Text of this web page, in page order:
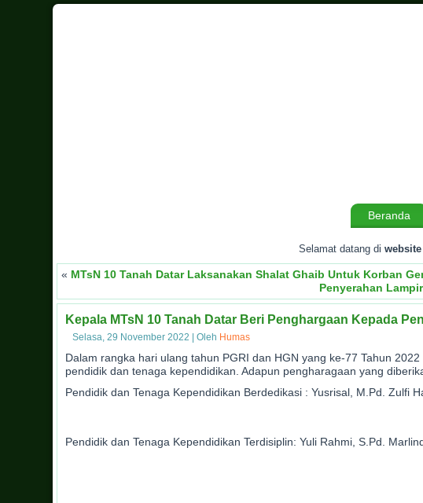
Beranda
Selamat datang diwebsite
« MTsN 10 Tanah Datar Laksanakan Shalat Ghaib Untuk Korban
Penyerahan
Kepala MTsN 10 Tanah Datar Beri Penghargaan Kepada
Selasa, 29 November 2022 Oleh Humas
Dalam rangka hari ulang tahun PGRI dan HGN yang ke-77 Tahun
pendidik dan tenaga kependidikan. Adapun pengharagaan yang
Pendidik dan Tenaga Kependidikan Berdedikasi : Yusrisal, M.Pd. Zulfi
Pendidik dan Tenaga Kependidikan Terdisiplin: Yuli Rahmi, S.Pd.